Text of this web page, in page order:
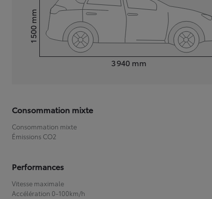
3 940 mm
Hauteur1 500
mm
Consommation mixte
Consommation mixte
Émissions CO2
Performances
Vitesse maximale
Accélération 0-100km/h